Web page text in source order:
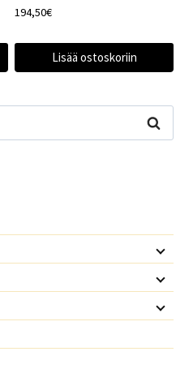
194,50€
Lisää ostoskoriin
Haku